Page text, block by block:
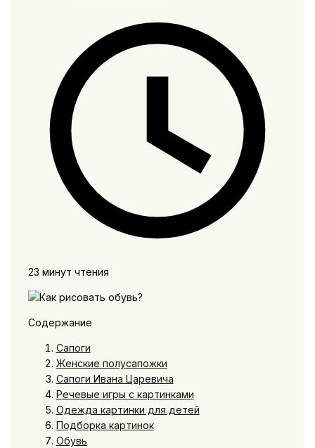
23 минут чтения
Содержание
Сапоги
Женские полусапожки
Сапоги Ивана Царевича
Речевые игры с картинками
Одежда картинки для детей
Подборка картинок
Обувь